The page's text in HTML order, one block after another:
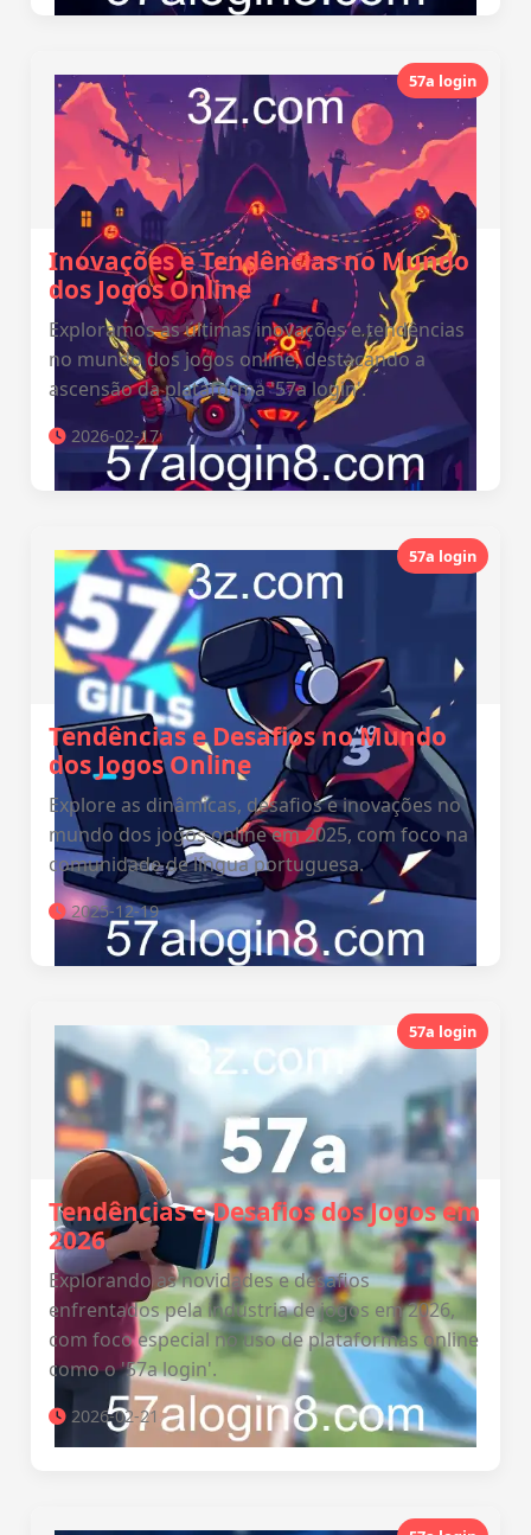
57a login
Inovações e Tendências no Mundo
dos Jogos Online
Exploramos as últimas inovações e tendências
no mundo dos jogos online, destacando a
ascensão da plataforma '57a login'.
2026-02-17
57a login
Tendências e Desafios no Mundo
dos Jogos Online
Explore as dinâmicas, desafios e inovações no
mundo dos jogos online em 2025, com foco na
comunidade de língua portuguesa.
2025-12-19
57a login
Tendências e Desafios dos Jogos em
2026
Explorando as novidades e desafios
enfrentados pela indústria de jogos em 2026,
com foco especial no uso de plataformas online
como o '57a login'.
2026-02-21